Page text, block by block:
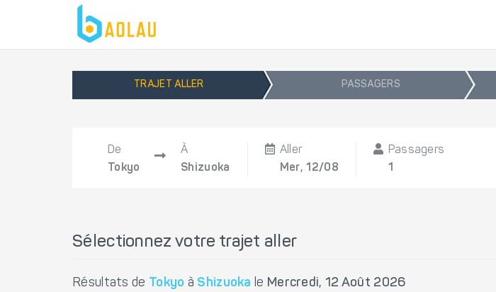
TRAJET ALLER PASSAGERS
De
Tokyo
À
Shizuoka
Aller
Mer, 12/08
Passagers
1
Sélectionnez votre trajet aller
Résultats de Tokyo à Shizuoka le Mercredi, 12 Août 2026